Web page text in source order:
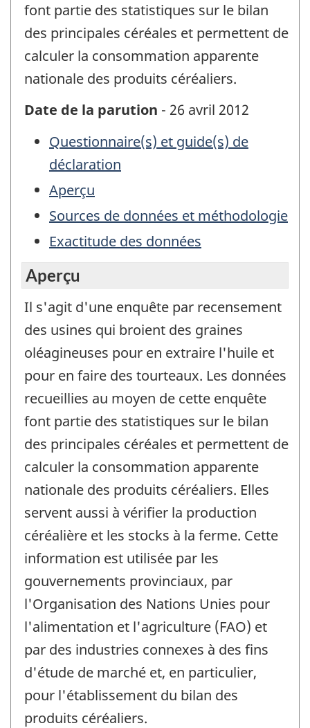
font partie des statistiques sur le bilan
des principales céréales et permettent de
calculer la consommation apparente
nationale des produits céréaliers.
Date de la parution - 26 avril 2012
Questionnaire(s) et guide(s) de
déclaration
Aperçu
Sources de données et méthodologie
Exactitude des données
Aperçu
Il s'agit d'une enquête par recensement
des usines qui broient des graines
oléagineuses pour en extraire l'huile et
pour en faire des tourteaux. Les données
recueillies au moyen de cette enquête
font partie des statistiques sur le bilan
des principales céréales et permettent de
calculer la consommation apparente
nationale des produits céréaliers. Elles
servent aussi à vérifier la production
céréalière et les stocks à la ferme. Cette
information est utilisée par les
gouvernements provinciaux, par
l'Organisation des Nations Unies pour
l'alimentation et l'agriculture (FAO) et
par des industries connexes à des fins
d'étude de marché et, en particulier,
pour l'établissement du bilan des
produits céréaliers.